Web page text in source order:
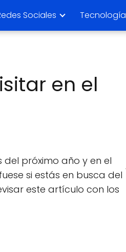
Sociales Tecnología
en el
próximo año y en el
si estás en busca del
este artículo con los